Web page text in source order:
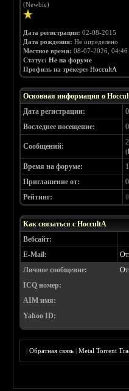
(Newbie)
Дата регистрации: 02-08-2015
Дата рождения: Не определено
Местное время: 08-07-2026,
Статус: Не на форуме
Профиль на трекере: HoccultA
Основная информация о
Дата регистрации:
Воследнее посещение:
Сообщений:
(
Время на форуме:
Приглашение от:
0
Рейтинг:
0
Как связаться с HoccultA
Вебсайт:
E-Mail:
Личное сообщение:
ICQ номер:
AIM имя:
Yahoo ID:
|Обратная связь |Metal Torrent